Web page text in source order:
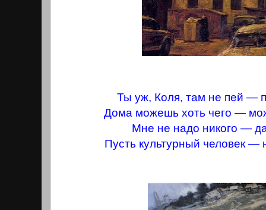
Ты уж, Коля, там не пей —
Дома можешь хоть чего —
Мне не надо никого —
Пусть культурный человек —